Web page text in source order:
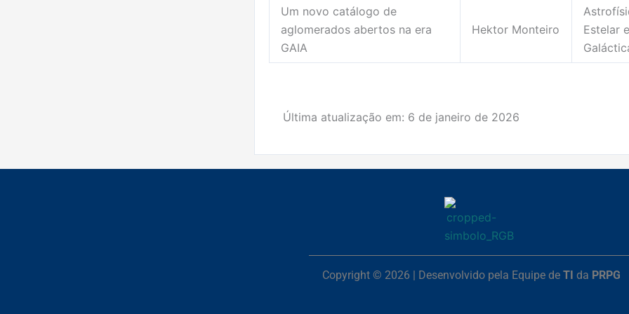
Um novo catálogo de
aglomerados abertos na era
GAIA
Hektor Monteiro
Estelar e
Última atualização em: 6 de janeiro de 2026
Copyright © 2026 | Desenvolvido pela Equipe deTI da PRPG